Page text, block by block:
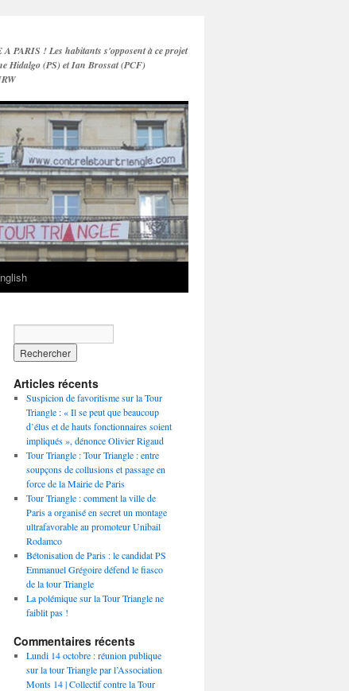
PARIS ! Les habitants s'opposent à ce projet
Hidalgo (PS) et Ian Brossat (PCF)
Articles récents
Suspicion de favoritisme sur la Tour
Triangle : « Il se peut que beaucoup
d’élus et de hauts fonctionnaires soient
impliqués », dénonce Olivier Rigaud
Tour Triangle : Tour Triangle : entre
soupçons de collusions et passage en
force de la Mairie de Paris
Tour Triangle : comment la ville de
Paris a organisé en secret un montage
ultrafavorable au promoteur Unibail
Rodamco
Bétonisation de Paris : le candidat PS
Emmanuel Grégoire défend le fiasco
de la tour Triangle
La polémique sur la Tour Triangle ne
faiblit pas !
Commentaires récents
Lundi 14 octobre : réunion publique
sur la tour Triangle par l’Association
Monts 14 | Collectif contre la Tour